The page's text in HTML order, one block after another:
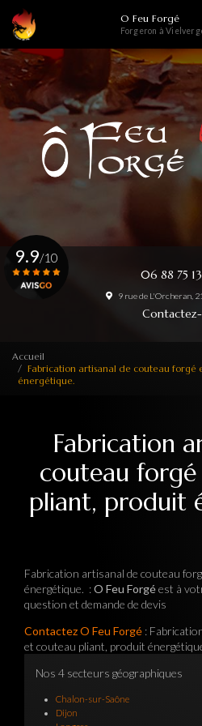
contenu
principal
O Feu Forgé
Forgeron à
06 88 75
9 rue de L'Orcheran,
9.9/10
Accueil
Fabrication artisanal de couteau forgé
énergétique.
Fabrication
couteau
pliant, produit
Fabrication artisanal de couteau
énergétique. :O Feu Forgéest à
question et demande de devis
Contactez O Feu Forgé :
et couteau pliant, produit
Nos 4 secteurs géographiques
Chalon-sur-Saône
Dijon